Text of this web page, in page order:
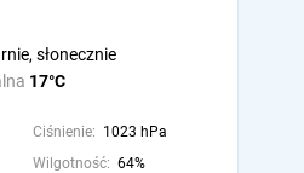
17°C
słonecznie
Ciśnienie: 1023 hPa
Wilgotność: 64%